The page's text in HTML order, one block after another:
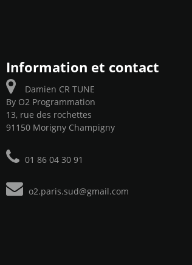
Information et contact
Damien CR TUNE
By O2 Programmation
13, rue des rochettes
91150 Morigny Champigny
01 86 04 30 91
o2.paris.sud@gmail.com